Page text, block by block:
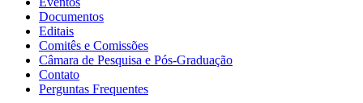
Documentos
Editais
Comitês e Comissões
Câmara de Pesquisa e Pós-Graduação
Contato
Perguntas Frequentes